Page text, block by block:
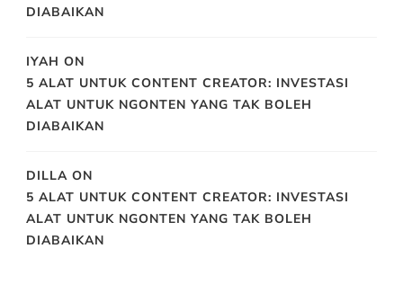
DIABAIKAN
IYAH ON
5 ALAT UNTUK CONTENT CREATOR: INVESTASI
ALAT UNTUK NGONTEN YANG TAK BOLEH
DIABAIKAN
DILLA ON
5 ALAT UNTUK CONTENT CREATOR: INVESTASI
ALAT UNTUK NGONTEN YANG TAK BOLEH
DIABAIKAN